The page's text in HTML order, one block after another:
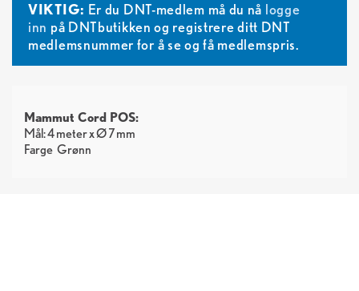
VIKTIG: Er du DNT-medlem må du nå logge
inn på DNTbutikken og registrere ditt DNT
medlemsnummer for å se og få medlemspris.
Mammut Cord POS:
Mål: 4 meter x Ø 7 mm
Farge Grønn